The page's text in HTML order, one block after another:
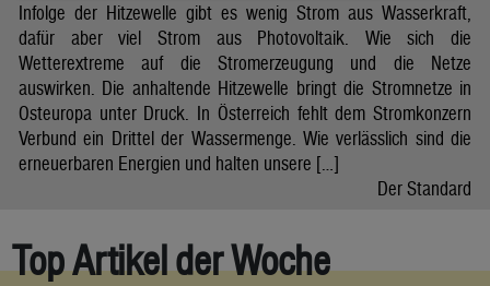
Infolge der Hitzewelle gibt es wenig Strom aus Wasserkraft,
dafür aber viel Strom aus Photovoltaik. Wie sich die
Wetterextreme auf die Stromerzeugung und die Netze
auswirken. Die anhaltende Hitzewelle bringt die Stromnetze in
Osteuropa unter Druck. In Österreich fehlt dem Stromkonzern
Verbund ein Drittel der Wassermenge. Wie verlässlich sind die
erneuerbaren Energien und halten unsere […]
Der Standard
Top Artikel der Woche